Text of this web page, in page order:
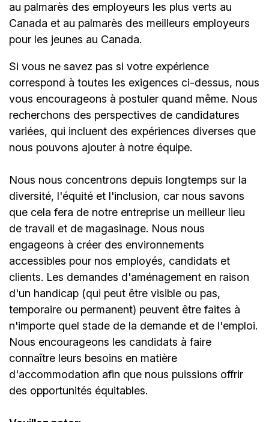
au palmarès des employeurs les plus verts au
Canada et au palmarès des meilleurs employeurs
pour les jeunes au Canada.
Si vous ne savez pas si votre expérience
correspond à toutes les exigences ci-dessus, nous
vous encourageons à postuler quand même. Nous
recherchons des perspectives de candidatures
variées, qui incluent des expériences diverses que
nous pouvons ajouter à notre équipe.
Nous nous concentrons depuis longtemps sur la
diversité, l'équité et l'inclusion, car nous savons
que cela fera de notre entreprise un meilleur lieu
de travail et de magasinage. Nous nous
engageons à créer des environnements
accessibles pour nos employés, candidats et
clients. Les demandes d'aménagement en raison
d'un handicap (qui peut être visible ou pas,
temporaire ou permanent) peuvent être faites à
n'importe quel stade de la demande et de l'emploi.
Nous encourageons les candidats à faire
connaître leurs besoins en matière
d'accommodation afin que nous puissions offrir
des opportunités équitables.